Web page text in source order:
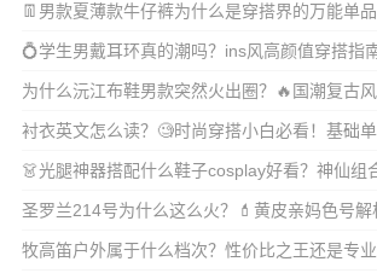
👖男款夏薄款牛仔裤为什么是穿搭界的万能单
略！✨
💍学生男戴耳环真的潮吗？ins风高颜值穿搭指
为什么沅江布鞋男款突然火出圈？🔥国潮复古风
衬衣英文怎么读？🧐时尚穿搭小白必看！基础
念吗？
👗光腿神器搭配什么鞋子cosplay好看？神仙组
圣罗兰214号为什么这么火？💄黄皮亲妈色号解
牧高笛户外属于什么档次？性价比之王还是专业